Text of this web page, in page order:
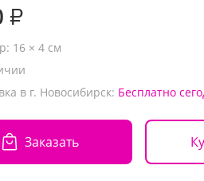
₽
16 × 4 см
в г. Новосибирск: Бесплатно
Заказать